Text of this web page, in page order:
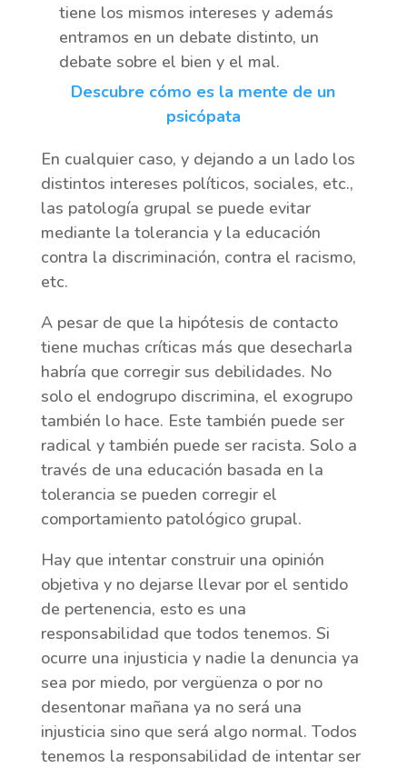
tiene los mismos intereses y además
entramos en un debate distinto, un
debate sobre el bien y el mal.
Descubre cómo es la mente de un
psicópata
En cualquier caso, y dejando a un lado los
distintos intereses políticos, sociales, etc.,
las patología grupal se puede evitar
mediante la tolerancia y la educación
contra la discriminación, contra el racismo,
etc.
A pesar de que la hipótesis de contacto
tiene muchas críticas más que desecharla
habría que corregir sus debilidades. No
solo el endogrupo discrimina, el exogrupo
también lo hace. Este también puede ser
radical y también puede ser racista. Solo a
través de una educación basada en la
tolerancia se pueden corregir el
comportamiento patológico grupal.
Hay que intentar construir una opinión
objetiva y no dejarse llevar por el sentido
de pertenencia, esto es una
responsabilidad que todos tenemos. Si
ocurre una injusticia y nadie la denuncia ya
sea por miedo, por vergüenza o por no
desentonar mañana ya no será una
injusticia sino que será algo normal. Todos
tenemos la responsabilidad de intentar ser